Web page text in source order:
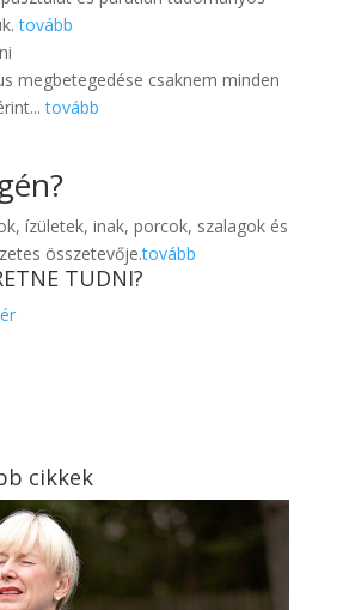
tovább
megbetegedése csaknem minden
tovább
ízületek, inak, porcok, szalagok és
összetevője.tovább
TUDNI?
cikkek